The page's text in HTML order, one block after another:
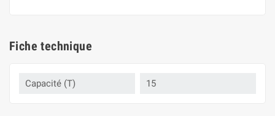
Fiche technique
Capacité (T) 15